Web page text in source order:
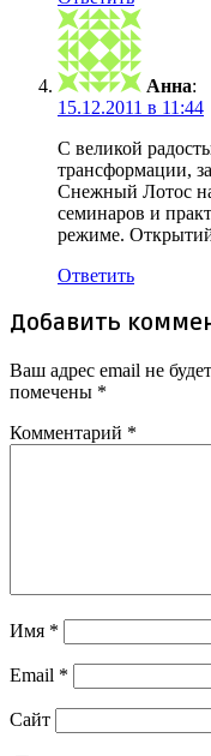
Анна:
15.12.2011 в 11:44
С великой
трансформации,
Снежный Лотос
семинаров и
режиме.
Ответить
Добавить
Ваш адрес email не
помечены *
Комментарий *
Имя *
Email *
Сайт